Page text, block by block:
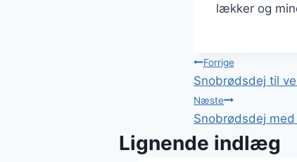
lækker og
Forrige
Snobrødsdej til
Næste
Snobrødsdej
Lignende indlæg